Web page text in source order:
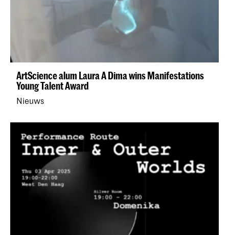
ArtScience alum Laura A Dima wins Manifestations
Young Talent Award
Nieuws